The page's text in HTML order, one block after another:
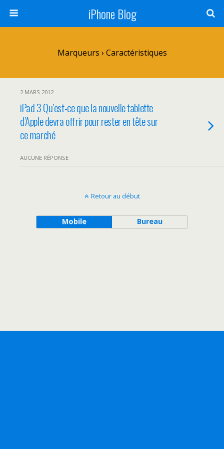
iPhone Blog
Marqueurs › Caractéristiques
2 MARS 2012
iPad 3 Qu’est-ce que la nouvelle tablette
d’Apple devra offrir pour rester en tête sur
ce marché
AUCUNE RÉPONSE
Retour au début
Mobile Bureau